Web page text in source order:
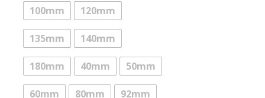
Raijintek
Rampage
Rapoo
Raptor
Razer
100mm 120mm
135mm 140mm
180mm 40mm 50mm
60mm 80mm 92mm